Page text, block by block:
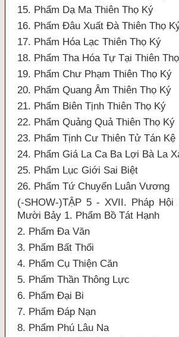
15. Phẩm Dạ Ma Thiên Thọ Ký
16. Phẩm Đâu Xuất Đà Thiên Thọ
17. Phẩm Hóa Lạc Thiên Thọ Ký
18. Phẩm Tha Hóa Tự Tại Thiên
19. Phẩm Chư Phạm Thiên Thọ Ký
20. Phẩm Quang Âm Thiên Thọ Ký
21. Phẩm Biên Tịnh Thiên Thọ Ký
22. Phẩm Quảng Quả Thiên Thọ Ký
23. Phẩm Tịnh Cư Thiên Tử Tán Kệ
24. Phẩm Giá La Ca Ba Lợi Bà La
25. Phẩm Lục Giới Sai Biệt
26. Phẩm Tứ Chuyển Luân Vương
(-SHOW-)TẬP 5 - XVII. Pháp Hội
Mười Bảy 1. Phẩm Bồ Tát Hạnh
2. Phẩm Đa Văn
3. Phẩm Bất Thối
4. Phẩm Cụ Thiện Căn
5. Phẩm Thần Thông Lực
6. Phẩm Đại Bi
7. Phẩm Đáp Nạn
8. Phẩm Phú Lâu Na